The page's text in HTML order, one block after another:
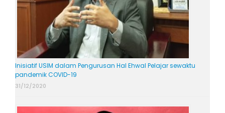
Inisiatif USIM dalam Pengurusan Hal Ehwal Pelajar sewaktu
pandemik COVID-19
31/12/2020